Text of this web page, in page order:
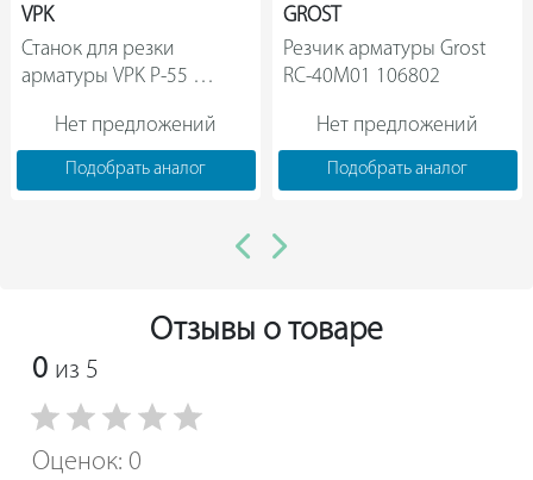
VPK
Станок для резки
арматуры VPK Р-55
Нет предложений
Подобрать аналог
GROST
Резчик арматуры Grost
Нет предложений
Подобрать аналог
Отзывы о товаре
0 из 5
Оценок: 0